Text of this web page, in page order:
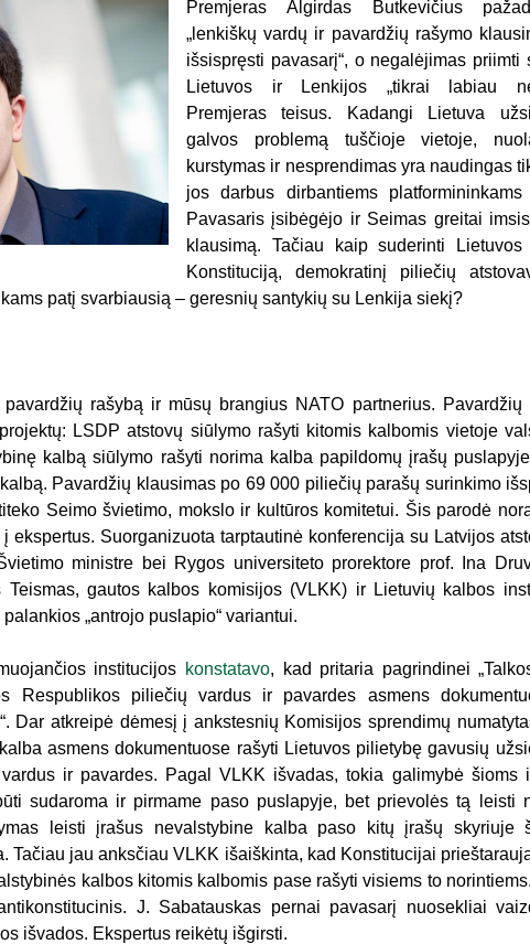
Premjeras Algirdas Butkevičius
„lenkiškų vardų ir pavardžių rašymo
išsispręsti pavasarį“, o negalėjimas priimti
Lietuvos ir Lenkijos „tikrai labiau
Premjeras teisus. Kadangi Lietuva
galvos problemą tuščioje vietoje,
kurstymas ir nesprendimas yra naudingas
jos darbus dirbantiems platformininkams
Pavasaris įsibėgėjo ir Seimas greitai
klausimą. Tačiau kaip suderinti Lietuvos
Konstituciją, demokratinį piliečių
patį svarbiausią – geresnių santykių su Lenkija siekį?
rašybą ir mūsų brangius NATO partnerius. Pavardžių
LSDP atstovų siūlymo rašyti kitomis kalbomis vietoje
kalbą siūlymo rašyti norima kalba papildomų įrašų
Pavardžių klausimas po 69 000 piliečių parašų surinkimo
Seimo švietimo, mokslo ir kultūros komitetui. Šis parodė
ekspertus. Suorganizuota tarptautinė konferencija su Latvijos
ministre bei Rygos universiteto prorektore prof. Ina
Teismas, gautos kalbos komisijos (VLKK) ir Lietuvių kalbos
„antrojo puslapio“ variantui.
institucijos konstatavo, kad pritaria pagrindinei
Respublikos piliečių vardus ir pavardes asmens
Dar atkreipė dėmesį į ankstesnių Komisijos sprendimų
asmens dokumentuose rašyti Lietuvos pilietybę gavusių
ir pavardes. Pagal VLKK išvadas, tokia galimybė šioms
sudaroma ir pirmame paso puslapyje, bet prievolės tą leisti
leisti įrašus nevalstybine kalba paso kitų įrašų skyriuje
Tačiau jau anksčiau VLKK išaiškinta, kad Konstitucijai
kalbos kitomis kalbomis pase rašyti visiems to
J. Sabatauskas pernai pavasarį nuosekliai
išvados. Ekspertus reikėtų išgirsti.